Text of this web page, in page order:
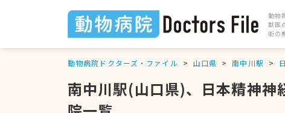
動物
獣医
街の
動物病院ドクターズ・ファイル 山口県 南中川駅
南中川駅(山口県)、日本精神神